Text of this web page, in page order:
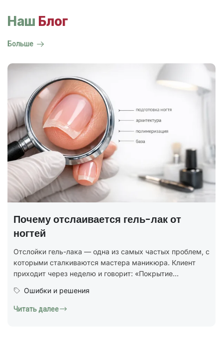
Наш Блог
Больше
ГОСТ на маникюр Р 72319-2025 —
В 2025 году был утверждён новый национальный
стандарт ГОСТ Р 72319-2025 «Услуги бытовые.
Ногтевой сервис. Карты типовых технологических
процессов. Общие...
Юридическая грамотность